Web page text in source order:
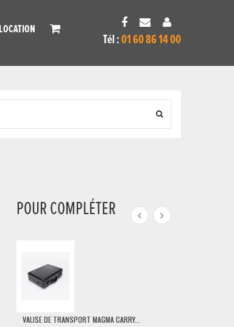
LOCATION
Tél : 01 60 86 14 00
POUR COMPLÉTER
VALISE DE TRANSPORT MAGMA CARRY...